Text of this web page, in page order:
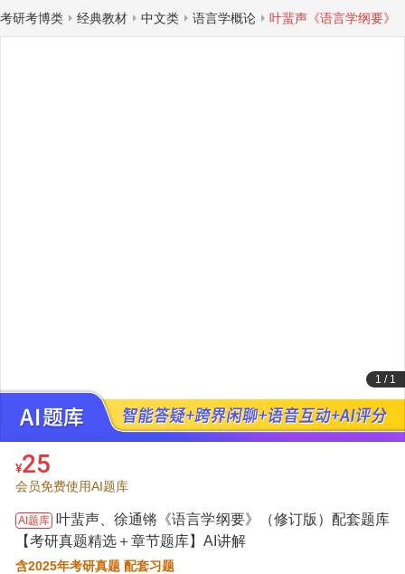
考研考博类 经典教材 中文类 语言学概论 叶蜚声《语言学纲要》
1 / 1
¥25
会员免费使用AI题库
AI题库 叶蜚声、徐通锵《语言学纲要》（修订版）配套题库
【考研真题精选＋章节题库】AI讲解
含2025年考研真题 配套习题